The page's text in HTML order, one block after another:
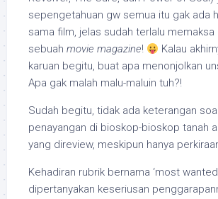
sepengetahuan gw semua itu gak ada
sama film, jelas sudah terlalu memaksa
sebuah movie magazine!
Kalau
karuan begitu, buat apa menonjolkan
Apa gak malah malu-maluin tuh?!
Sudah begitu, tidak ada keterangan
penayangan di bioskop-bioskop tanah
yang direview, meskipun hanya
Kehadiran rubrik bernama ‘most
dipertanyakan keseriusan